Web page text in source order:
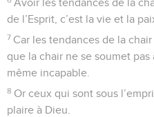
Avoir les tendances de la
de l’Esprit, c’est la vie et la
7 Car les tendances de la
que la chair ne se soumet
même incapable.
8 Or ceux qui sont sous
plaire à Dieu.